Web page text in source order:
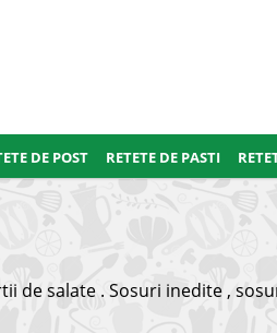
DE POST RETETE DE PASTI
de salate . Sosuri inedite ,